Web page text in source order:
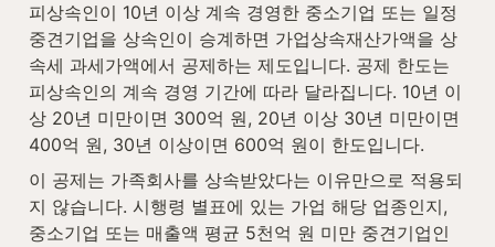
피상속인이 10년 이상 계속 경영한 중소기업 또는 일정
중견기업을 상속인이 승계하면 가업상속재산가액을 상
속세 과세가액에서 공제하는 제도입니다. 공제 한도는
피상속인의 계속 경영 기간에 따라 달라집니다. 10년 이
상 20년 미만이면 300억 원, 20년 이상 30년 미만이면
400억 원, 30년 이상이면 600억 원이 한도입니다.
이 공제는 가족회사를 상속받았다는 이유만으로 적용되
지 않습니다. 시행령 별표에 있는 가업 해당 업종인지,
중소기업 또는 매출액 평균 5천억 원 미만 중견기업인